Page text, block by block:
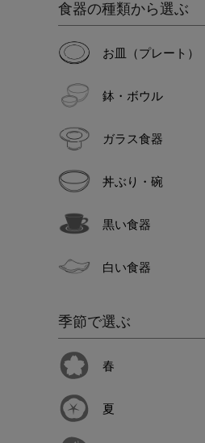
食器の種類から選ぶ
お皿（プレート）
鉢・ボウル
ガラス食器
丼ぶり・碗
黒い食器
白い食器
季節で選ぶ
春
夏